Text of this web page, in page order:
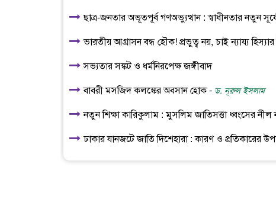
ছাত্র-জনতার অভূতপূর্ব গণঅভ্যুত্থান : স্বাধীনতার নতুন
ভারতীয় আগ্রাসন বন্ধ হৌক! প্রভুত্ব নয়, চাই ন্যায্য হিস্যার
সভ্যতার সঙ্কট ও ধর্মনিরপেক্ষ জঙ্গীবাদ
বাবরী মসজিদ কলঙ্কের অবসান হোক - ড. নূরুল ইসলাম
নতুন শিক্ষা কারিকুলাম : মুসলিম জাতিসত্তা ধ্বংসের
ঢাকার যানজটে জাতি দিশেহারা : কারণ ও প্রতিকারের